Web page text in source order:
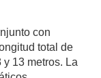
con
total de
13 metros. La